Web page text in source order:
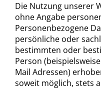
Die Nutzung unserer
ohne Angabe
Personenbezogene
persönliche oder
bestimmten oder
Person
Mail Adressen)
soweit möglich, stets